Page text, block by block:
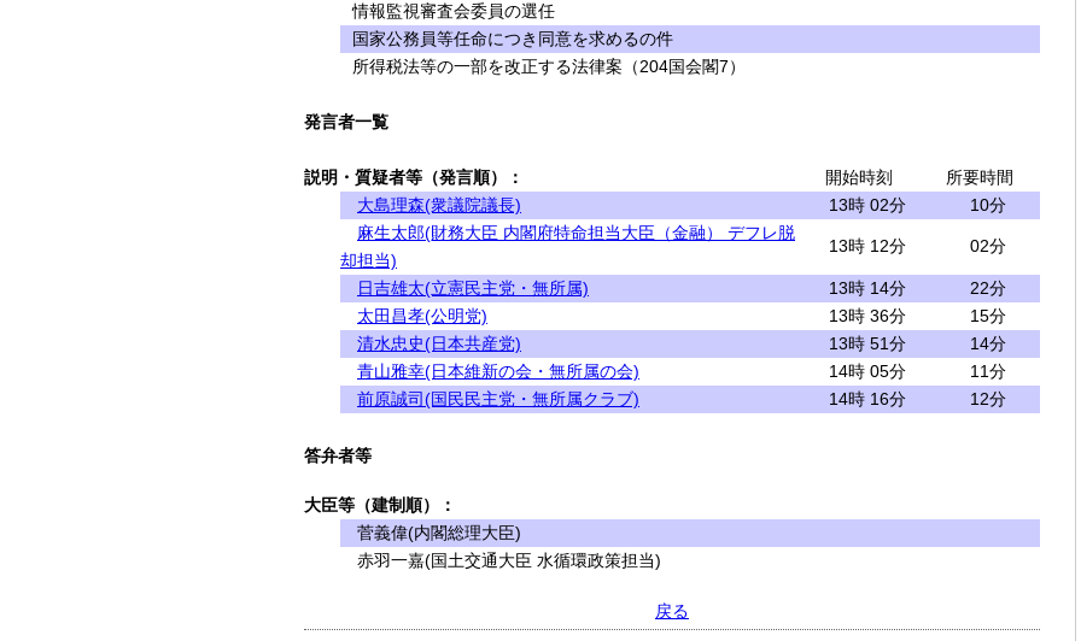
情報監視審査会委員の選任
国家公務員等任命につき同意を求めるの件
所得税法等の一部を改正する法律案（204国会閣7）
発言者一覧
説明・質疑者等（発言順）： 開始時刻
所要時間
大島理森(衆議院議長)
13時 02分
10分
麻生太郎(財務大臣 内閣府特命担当大臣（金融） デフレ脱
却担当)
13時 12分 02分
日吉雄太(立憲民主党・無所属) 13時 14分
22分
太田昌孝(公明党)
13時 36分
15分
清水忠史(日本共産党)
13時 51分
14分
青山雅幸(日本維新の会・無所属の会)
14時 05分
11分
前原誠司(国民民主党・無所属クラブ)
14時 16分 12分
答弁者等
大臣等（建制順）：
菅義偉(内閣総理大臣)
赤羽一嘉(国土交通大臣 水循環政策担当)
戻る